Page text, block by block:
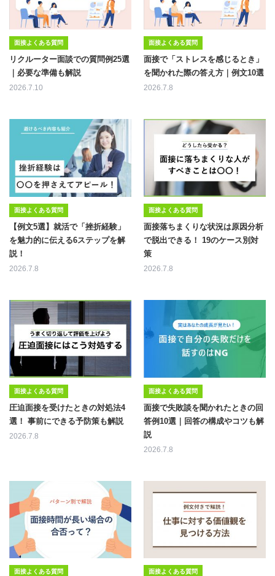
面接よくある質問
リクルーター面談での質問例25選
｜必要な準備も解説
2026.7.10
面接よくある質問
面接で「ストレスを感じるとき」
を聞かれた際の答え方｜例文10選
2026.7.8
面接よくある質問
【例文5選】就活で「挫折経験」
を魅力的に伝える6ステップを解
説！
2026.7.8
面接よくある質問
面接落ちまくりな状況は原因分析
で脱出できる！ 19のケース別対
策
2026.7.8
面接よくある質問
圧迫面接を受けたときの対処法4
選！ 事前にできる予防策も解説
2026.7.8
面接よくある質問
面接で失敗談を聞かれたときの回
答例10選｜回答の構成やコツも解
説
2026.7.8
面接よくある質問 面接よくある質問